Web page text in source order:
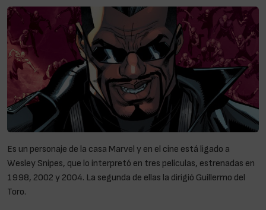
Es un personaje de la casa Marvel y en el cine está ligado a
Wesley Snipes, que lo interpretó en tres películas, estrenadas en
1998, 2002 y 2004. La segunda de ellas la dirigió Guillermo del
Toro.